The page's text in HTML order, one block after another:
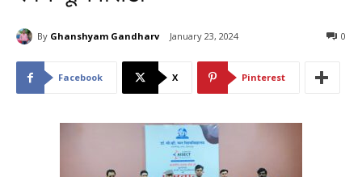
By Ghanshyam Gandharv January 23, 2024 0
Facebook X Pinterest